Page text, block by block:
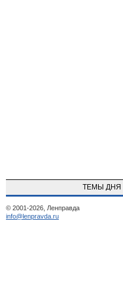
ТЕМЫ ДНЯ
© 2001-2026, Ленправда
info@lenpravda.ru